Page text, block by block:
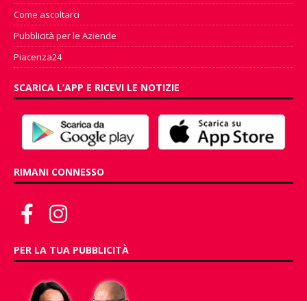
Come ascoltarci
Pubblicità per le Aziende
Piacenza24
SCARICA L’APP E RICEVI LE NOTIZIE
RIMANI CONNESSO
PER LA TUA PUBBLICITÀ